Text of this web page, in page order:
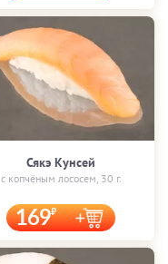
Сякэ Кунсей
с копчёным лососем, 30 г.
169